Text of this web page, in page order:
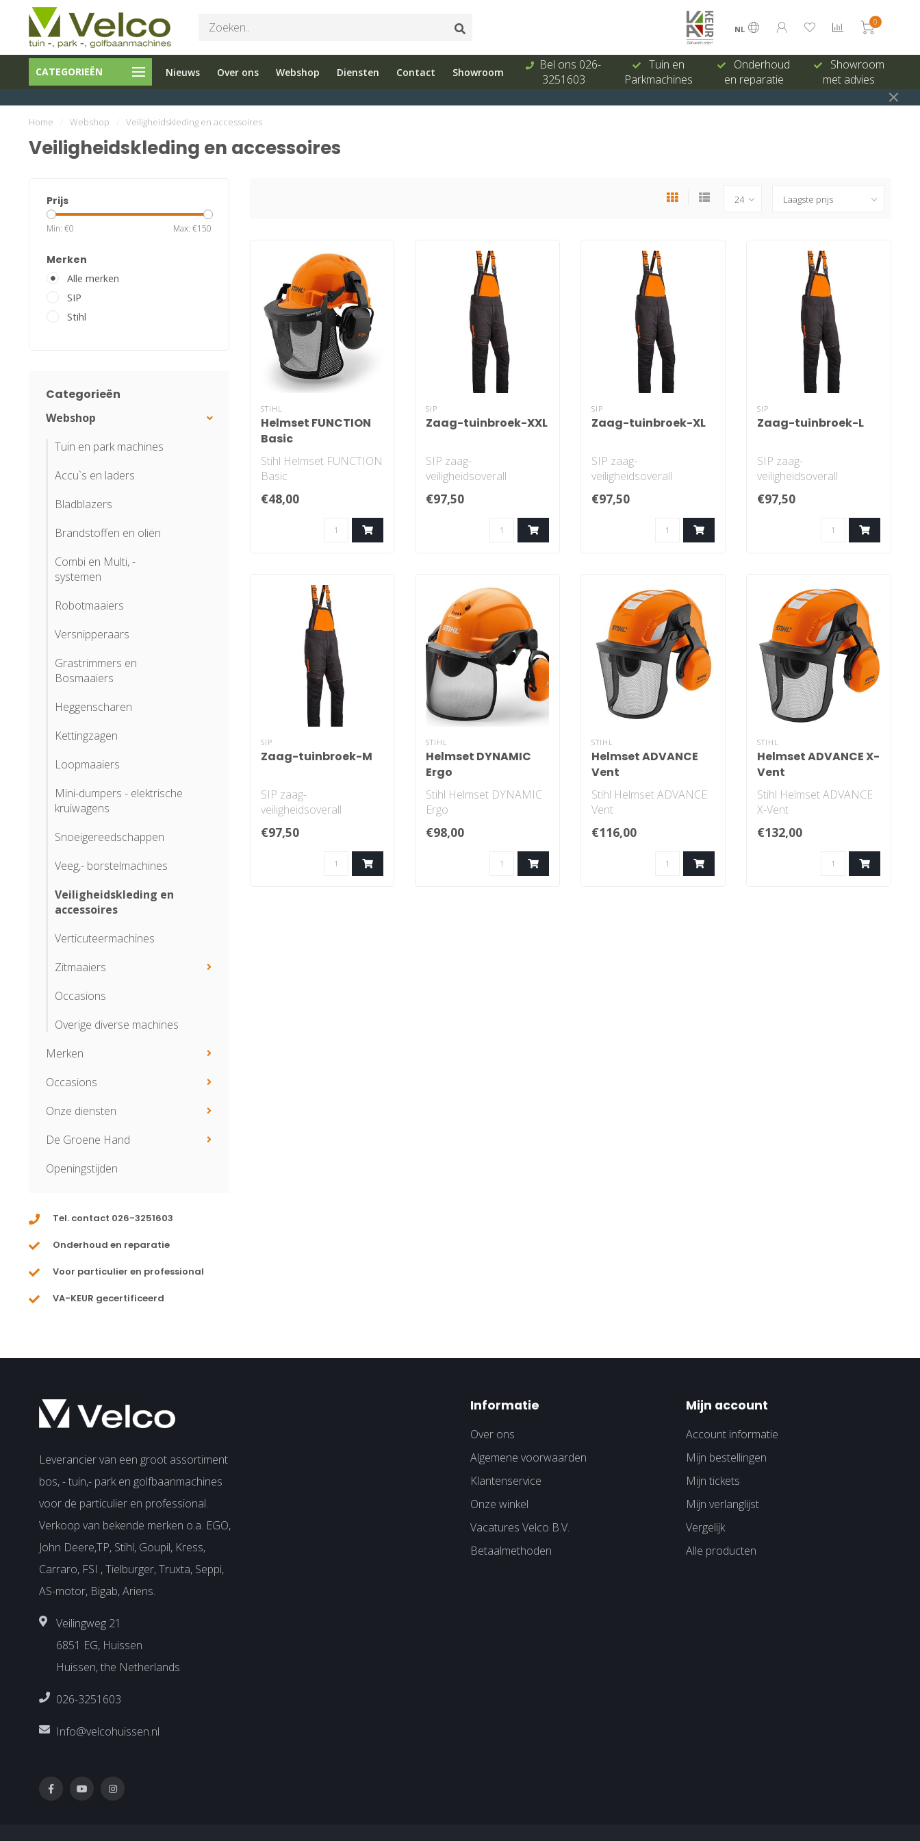
NL
0
CATEGORIEËN Nieuws Over ons Webshop Diensten Contact Showroom
3251603
Parkmachines
en reparatie
met advies
Bel ons 026-
3251603
Tuin en
Parkmachines
Onderhoud
en reparatie
Showroom
met advies
Home Webshop Veiligheidskleding en accessoires
Veiligheidskleding en accessoires
Prijs
Min: €0 Max: €150
Merken
Alle merken
SIP
Stihl
Categorieën
Webshop
Tuin en park machines
Accu`s en laders
Bladblazers
Brandstoffen en oliën
Combi en Multi, -
systemen
Robotmaaiers
Versnipperaars
Grastrimmers en
Bosmaaiers
Heggenscharen
Kettingzagen
Loopmaaiers
Mini-dumpers - elektrische
kruiwagens
Snoeigereedschappen
Veeg,- borstelmachines
Veiligheidskleding en
accessoires
Verticuteermachines
Zitmaaiers
Occasions
Overige diverse machines
Merken
Occasions
Onze diensten
De Groene Hand
Openingstijden
Tel. contact 026-3251603
Onderhoud en reparatie
Voor particulier en professional
VA-KEUR gecertificeerd
STIHL
Helmset FUNCTION
Basic
Stihl Helmset FUNCTION
Basic
€48,00
SIP
Zaag-tuinbroek-XXL
SIP zaag-
veiligheidsoverall
Basepro klasse 1 L
1RG1-178
€97,50
SIP
Zaag-tuinbroek-XL
SIP zaag-
veiligheidsoverall
Basepro klasse 1 L
1RG1-178
€97,50
SIP
Zaag-tuinbroek-L
SIP zaag-
veiligheidsoverall
Basepro klasse 1 L
1RG1-178
€97,50
SIP
Zaag-tuinbroek-M
SIP zaag-
veiligheidsoverall
Basepro klasse 1 L
1RG1-178
€97,50
STIHL
Helmset DYNAMIC
Ergo
Stihl Helmset DYNAMIC
Ergo
€98,00
STIHL
Helmset ADVANCE
Vent
Stihl Helmset ADVANCE
Vent
€116,00
STIHL
Helmset ADVANCE X-
Vent
Stihl Helmset ADVANCE
X-Vent
€132,00
Leverancier van een groot assortiment
bos, - tuin,- park en golfbaanmachines
voor de particulier en professional.
Verkoop van bekende merken o.a. EGO,
John Deere,TP, Stihl, Goupil, Kress,
Carraro, FSI , Tielburger, Truxta, Seppi,
AS-motor, Bigab, Ariens.
Veilingweg 21
6851 EG, Huissen
Huissen, the Netherlands
026-3251603
Info@velcohuissen.nl
Informatie
Over ons
Algemene voorwaarden
Klantenservice
Onze winkel
Vacatures Velco B.V.
Betaalmethoden
Mijn account
Account informatie
Mijn bestellingen
Mijn tickets
Mijn verlanglijst
Vergelijk
Alle producten